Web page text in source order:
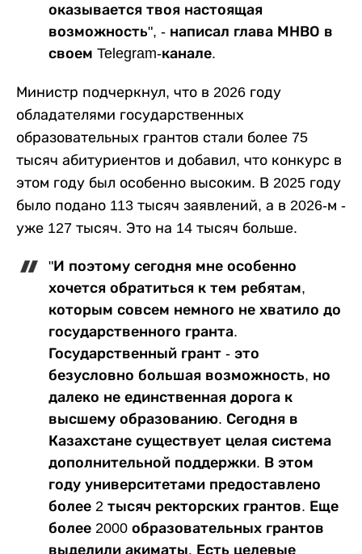
оказывается твоя настоящая
возможность", - написал глава МНВО в
своем Telegram-канале.
Министр подчеркнул, что в 2026 году
обладателями государственных
образовательных грантов стали более 75
тысяч абитуриентов и добавил, что конкурс в
этом году был особенно высоким. В 2025 году
было подано 113 тысяч заявлений, а в 2026-м -
уже 127 тысяч. Это на 14 тысяч больше.
"И поэтому сегодня мне особенно
хочется обратиться к тем ребятам,
которым совсем немного не хватило до
государственного гранта.
Государственный грант - это
безусловно большая возможность, но
далеко не единственная дорога к
высшему образованию. Сегодня в
Казахстане существует целая система
дополнительной поддержки. В этом
году университетами предоставлено
более 2 тысяч ректорских грантов. Еще
более 2000 образовательных грантов
выделили акиматы. Есть целевые